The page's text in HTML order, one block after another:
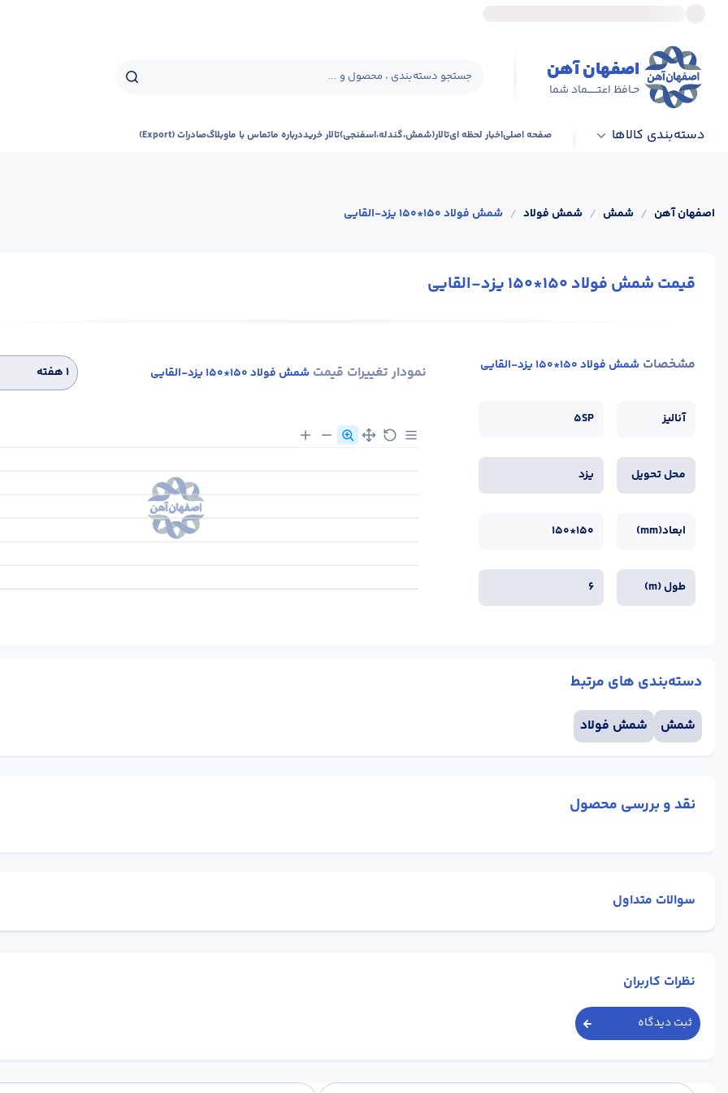
اصفهان آهن
حـافظ اعتــــــماد شما
جستجو دسته‌بندی ، محصول و ...
دسته‌بندی کالاها صفحه اصلیاخبار لحظه ایتالار(شمش،گندله،اسفنجی)تالار خریددرباره ماتماس با ماوبلاگصادرات (Export)
اصفهان آهن / شمش / شمش فولاد / شمش فولاد 150*150 یزد-القایی
قیمت شمش فولاد 150*150 یزد-القایی
مشخصات شمش فولاد 150*150 یزد-القایی
آنالیز 5SP
محل تحویل یزد
ابعاد(mm) 150*150
طول (m) 6
نمودار تغییرات قیمت شمش فولاد 150*150 یزد-القایی ۱ هفته
دسته‌بندی های مرتبط
شمش شمش فولاد
نقد و بررسی محصول
سوالات متداول
نظرات کاربران
ثبت دیدگاه